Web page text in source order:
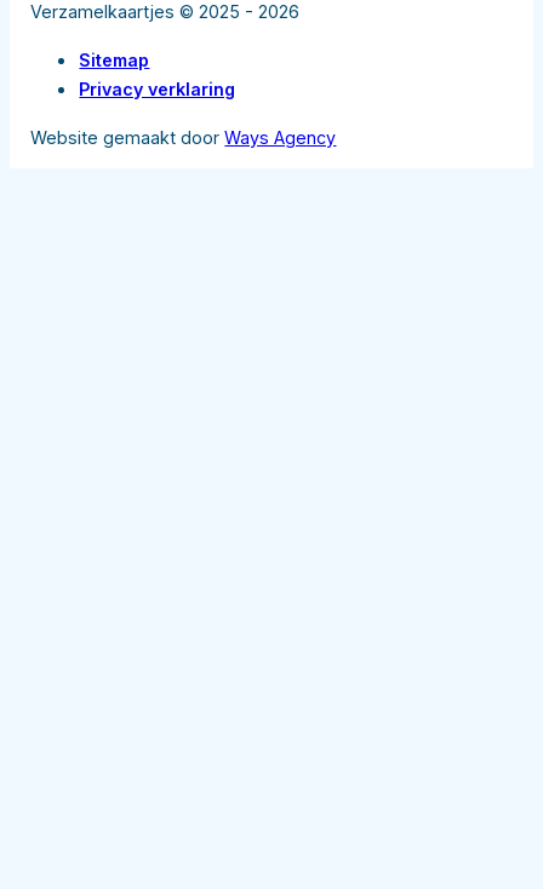
Verzamelkaartjes © 2025 - 2026
Sitemap
Privacy verklaring
Website gemaakt doorWays Agency